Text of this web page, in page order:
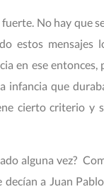
No hay que
estos mensajes
en ese entonces,
infancia que
cierto criterio y
alguna vez?
a Juan